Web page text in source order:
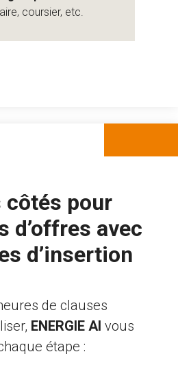
coursier, etc.
côtés pour
d’offres avec
d’insertion
de clauses
ENERGIE AI vous
étape :